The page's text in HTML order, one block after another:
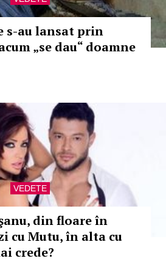
s-au lansat prin
„se dau“ doamne
VEDETE
din floare în
cu Mutu, în alta cu
crede?